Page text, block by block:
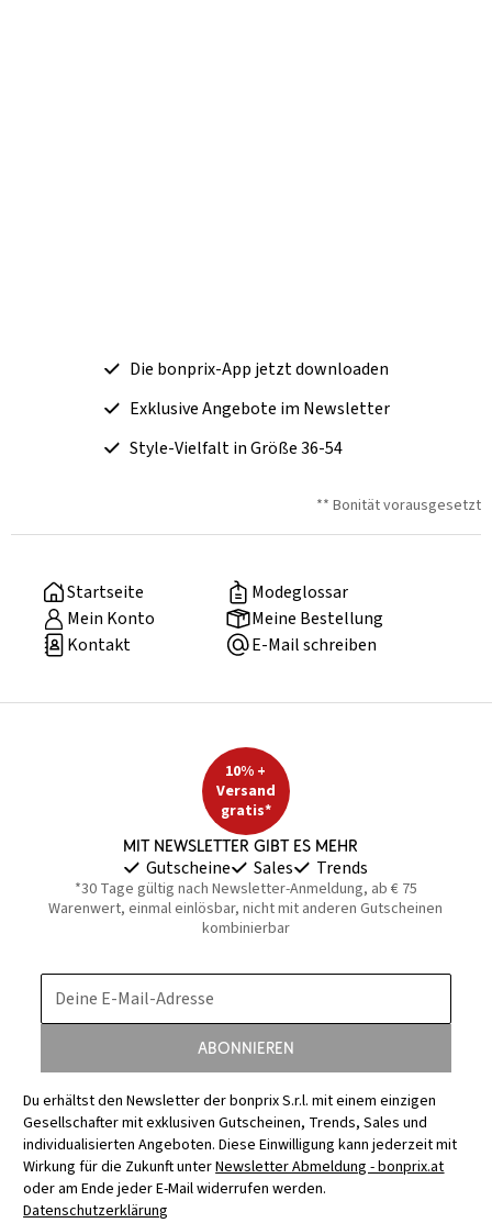
Die bonprix-App jetzt downloaden
Exklusive Angebote im Newsletter
Style-Vielfalt in Größe 36-54
** Bonität vorausgesetzt
Startseite
Modeglossar
Mein Konto
Meine Bestellung
Kontakt
E-Mail schreiben
10% +
Versand
gratis*
Mit Newsletter gibt es mehr
Gutscheine Sales Trends
*30 Tage gültig nach Newsletter-Anmeldung, ab € 75
Warenwert, einmal einlösbar, nicht mit anderen Gutscheinen
kombinierbar
Deine E-Mail-Adresse
Abonnieren
Du erhältst den Newsletter der bonprix S.r.l. mit einem einzigen
Gesellschafter mit exklusiven Gutscheinen, Trends, Sales und
individualisierten Angeboten. Diese Einwilligung kann jederzeit mit
Wirkung für die Zukunft unterNewsletter Abmeldung - bonprix.at
oder am Ende jeder E-Mail widerrufen werden.
Datenschutzerklärung